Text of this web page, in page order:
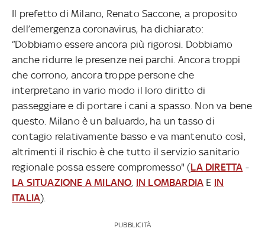
Il prefetto di Milano, Renato Saccone, a proposito
dell’emergenza coronavirus, ha dichiarato:
“Dobbiamo essere ancora più rigorosi. Dobbiamo
anche ridurre le presenze nei parchi. Ancora troppi
che corrono, ancora troppe persone che
interpretano in vario modo il loro diritto di
passeggiare e di portare i cani a spasso. Non va bene
questo. Milano è un baluardo, ha un tasso di
contagio relativamente basso e va mantenuto così,
altrimenti il rischio è che tutto il servizio sanitario
regionale possa essere compromesso" (LA DIRETTA -
LA SITUAZIONE A MILANO, IN LOMBARDIA E IN
ITALIA).
PUBBLICITÀ